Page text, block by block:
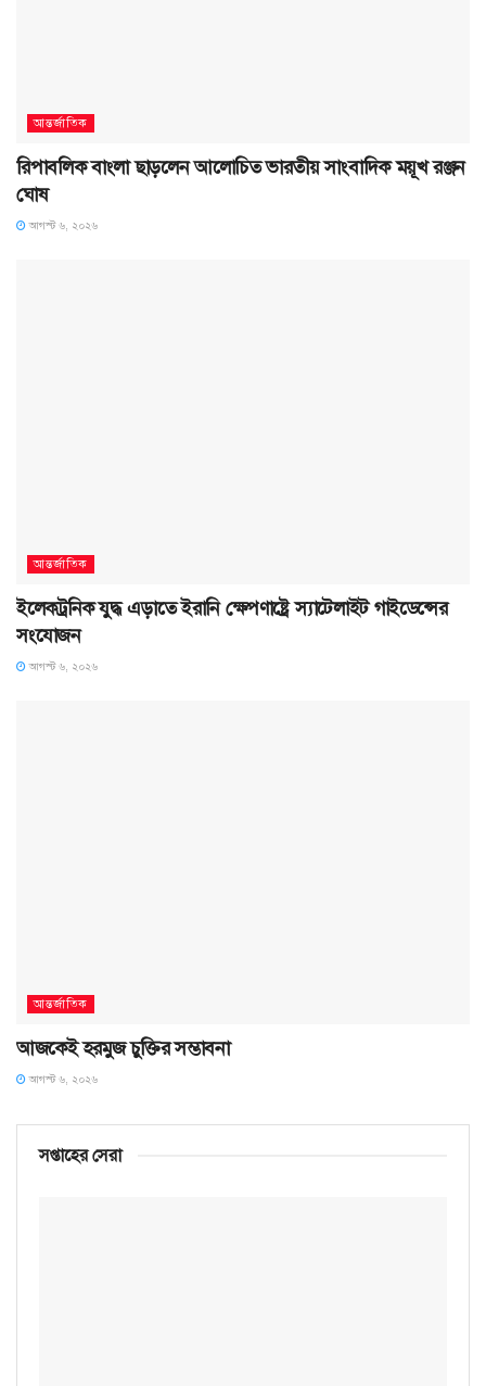
আন্তর্জাতিক
রিপাবলিক বাংলা ছাড়লেন আলোচিত ভারতীয় সাংবাদিক ময়ূখ রঞ্জন
ঘোষ
আগস্ট ৬, ২০২৬
আন্তর্জাতিক
ইলেকট্রনিক যুদ্ধ এড়াতে ইরানি ক্ষেপণাষ্ট্রে স্যাটেলাইট গাইডেন্সের
সংযোজন
আগস্ট ৬, ২০২৬
আন্তর্জাতিক
আজকেই হরমুজ চুক্তির সম্ভাবনা
আগস্ট ৬, ২০২৬
সপ্তাহের সেরা